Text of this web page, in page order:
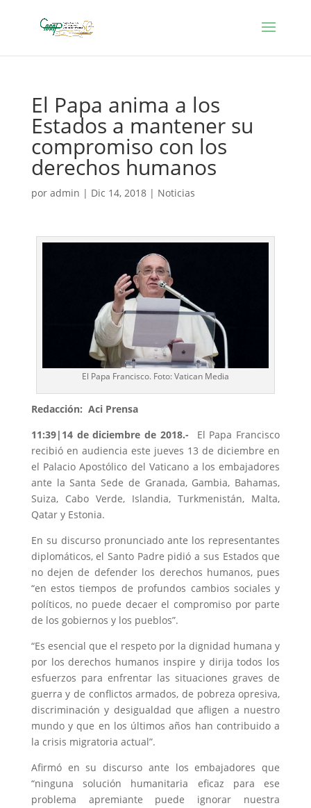
El Papa anima a los
Estados a mantener su
compromiso con los
derechos humanos
por admin | Dic 14, 2018| Noticias
El Papa Francisco. Foto: Vatican Media
Redacción: Aci Prensa
11:39|14 de diciembre de 2018.- El Papa Francisco
recibió en audiencia este jueves 13 de diciembre en
el Palacio Apostólico del Vaticano a los embajadores
ante la Santa Sede de Granada, Gambia, Bahamas,
Suiza, Cabo Verde, Islandia, Turkmenistán, Malta,
Qatar y Estonia.
En su discurso pronunciado ante los representantes
diplomáticos, el Santo Padre pidió a sus Estados que
no dejen de defender los derechos humanos, pues
“en estos tiempos de profundos cambios sociales y
políticos, no puede decaer el compromiso por parte
de los gobiernos y los pueblos”.
“Es esencial que el respeto por la dignidad humana y
por los derechos humanos inspire y dirija todos los
esfuerzos para enfrentar las situaciones graves de
guerra y de conflictos armados, de pobreza opresiva,
discriminación y desigualdad que afligen a nuestro
mundo y que en los últimos años han contribuido a
la crisis migratoria actual”.
Afirmó en su discurso ante los embajadores que
“ninguna solución humanitaria eficaz para ese
problema apremiante puede ignorar nuestra